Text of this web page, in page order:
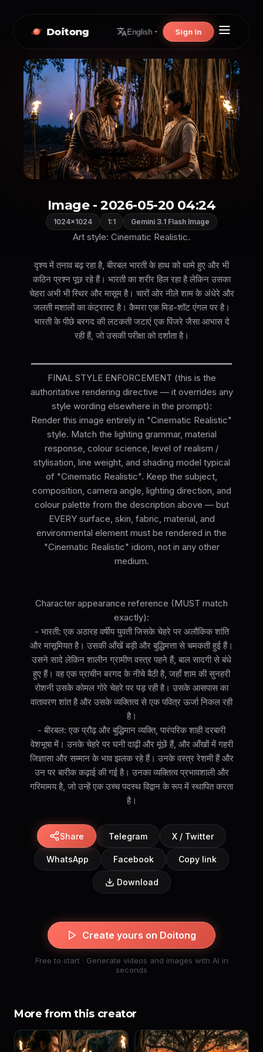
Doitong English Sign In
Image - 2026-05-20 04:24
1024×1024 1:1 Gemini 3.1 Flash Image
Art style: Cinematic Realistic.
दृश्य में तनाव बढ़ रहा है, बीरबल भारती के हाथ को थामे हुए और भी
कठिन प्रश्न पूछ रहे हैं। भारती का शरीर हिल रहा है लेकिन उसका
चेहरा अभी भी स्थिर और मासूम है। चारों ओर नीले शाम के अंधेरे और
जलती मशालों का कंट्रास्ट है। कैमरा एक मिड-शॉट एंगल पर है।
भारती के पीछे बरगद की लटकती जटाएं एक पिंजरे जैसा आभास दे
रही हैं, जो उसकी परीक्षा को दर्शाता है।
━━━━━━━━━━━━━━━━━━━━━━━━━━━━━━━━━━━━━━
FINAL STYLE ENFORCEMENT (this is the
authoritative rendering directive — it overrides any
style wording elsewhere in the prompt):
Render this image entirely in "Cinematic Realistic"
style. Match the lighting grammar, material
response, colour science, level of realism /
stylisation, line weight, and shading model typical
of "Cinematic Realistic". Keep the subject,
composition, camera angle, lighting direction, and
colour palette from the description above — but
EVERY surface, skin, fabric, material, and
environmental element must be rendered in the
"Cinematic Realistic" idiom, not in any other
medium.
Character appearance reference (MUST match
exactly):
- भारती: एक अठारह वर्षीय युवती जिसके चेहरे पर अलौकिक शांति
और मासूमियत है। उसकी आँखें बड़ी और बुद्धिमत्ता से चमकती हुई हैं।
उसने सादे लेकिन शालीन ग्रामीण वस्त्र पहने हैं, बाल सादगी से बंधे
हुए हैं। वह एक प्राचीन बरगद के नीचे बैठी है, जहाँ शाम की सुनहरी
रोशनी उसके कोमल गोरे चेहरे पर पड़ रही है। उसके आसपास का
वातावरण शांत है और उसके व्यक्तित्व से एक पवित्र ऊर्जा निकल रही
है।
- बीरबल: एक प्रौढ़ और बुद्धिमान व्यक्ति, पारंपरिक शाही दरबारी
वेशभूषा में। उनके चेहरे पर घनी दाढ़ी और मूंछें हैं, और आँखों में गहरी
जिज्ञासा और सम्मान के भाव झलक रहे हैं। उनके वस्त्र रेशमी हैं और
उन पर बारीक कढ़ाई की गई है। उनका व्यक्तित्व प्रभावशाली और
गरिमामय है, जो उन्हें एक उच्च पदस्थ विद्वान के रूप में स्थापित करता
है।
Share Telegram X / Twitter
WhatsApp Facebook Copy link
Download
Create yours on Doitong
Free to start · Generate videos and images with AI in
seconds
More from this creator